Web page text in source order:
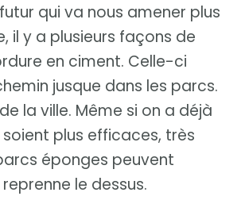
qui va nous amener plus
il y a plusieurs façons de
en ciment. Celle-ci
jusque dans les parcs.
la ville. Même si on a déjà
plus efficaces, très
éponges peuvent
le dessus.